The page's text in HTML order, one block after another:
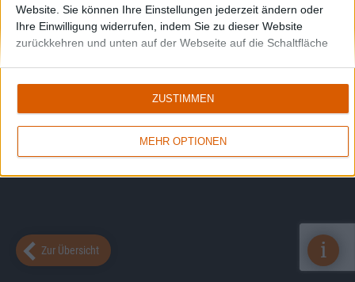
Website. Sie können Ihre Einstellungen jederzeit ändern oder
Ihre Einwilligung widerrufen, indem Sie zu dieser Website
zurückkehren und unten auf der Webseite auf die Schaltfläche
MEHR OPTIONEN
ZUSTIMMEN
Zur Übersicht i